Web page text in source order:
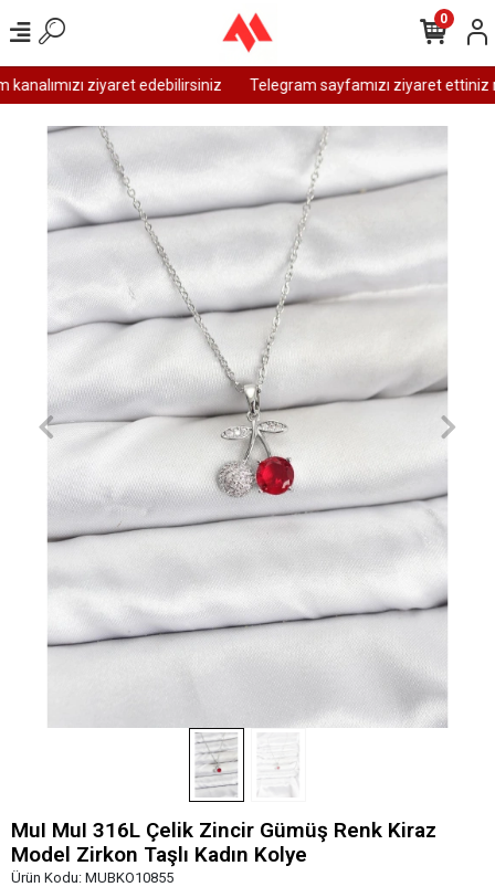
ziyaret edebilirsiniz Telegram sayfamızı ziyaret ettiniz
0
MuI MuI 316L Çelik Zincir Gümüş Renk Kiraz
Model Zirkon Taşlı Kadın Kolye
Ürün Kodu: MUBKO10855